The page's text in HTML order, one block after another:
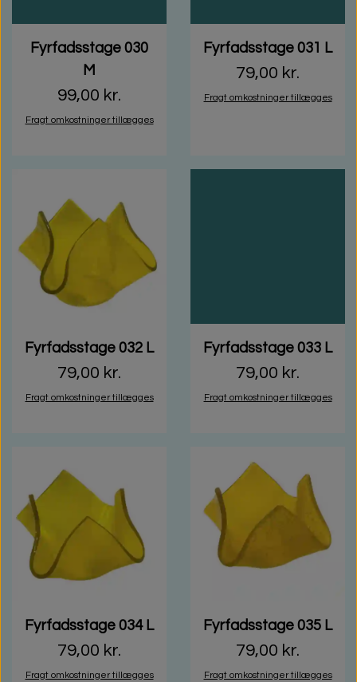
Fyrfadsstage 030
M
99,00 kr.
Fragt omkostninger tillægges
Fyrfadsstage 031 L
79,00 kr.
Fragt omkostninger tillægges
Fyrfadsstage 032 L
79,00 kr.
Fragt omkostninger tillægges
Fyrfadsstage 033 L
79,00 kr.
Fragt omkostninger tillægges
Fyrfadsstage 034 L
79,00 kr.
Fragt omkostninger tillægges
Fyrfadsstage 035 L
79,00 kr.
Fragt omkostninger tillægges